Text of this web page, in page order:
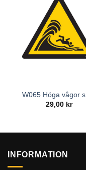
W065 Höga vågor
29,00 kr
INFORMATION